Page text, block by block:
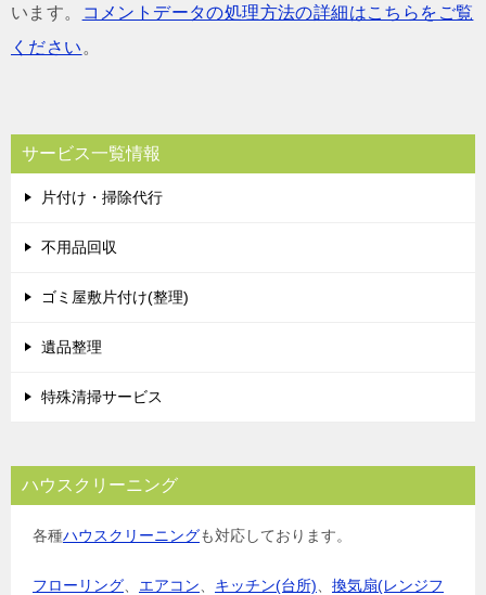
います。
コメントデータの処理方法の詳細はこちらをご覧
ください 。
サービス一覧情報
片付け・掃除代行
不用品回収
ゴミ屋敷片付け(整理)
遺品整理
特殊清掃サービス
ハウスクリーニング
各種ハウスクリーニングも対応しております。
フローリング エアコン キッチン(台所)
換気扇(レンジフ